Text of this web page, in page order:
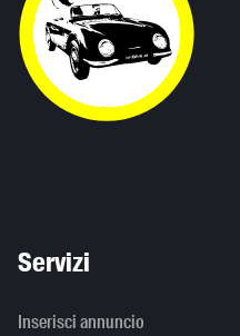
Servizi
Inserisci annuncio